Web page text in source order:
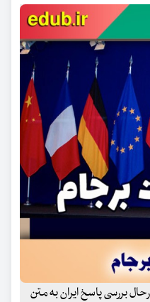
بررسی پاسخ ایران به متن